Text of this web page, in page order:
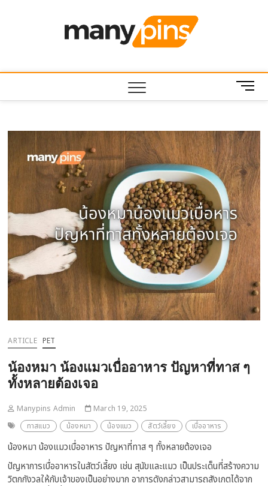
M
e
B
u
t
t
o
n
ARTICLE PET
น้องหมา น้องแมวเบื่ออาหาร ปัญหาที่ทาส ๆ
ทั้งหลายต้องเจอ
Manypins Admin
March 19, 2025
ทาสแมว
น้องหมา น้องแมว สัตว์เลี้ยง เบื่ออาหาร
น้องหมา น้องแมวเบื่ออาหาร ปัญหาที่ทาส ๆ ทั้งหลายต้องเจอ
ปัญหาการเบื่ออาหารในสัตว์เลี้ยง เช่น สุนัขและแมว เป็นประเด็นที่สร้างความ
วิตกกังวลให้กับเจ้าของเป็นอย่างมาก อาการดังกล่าวสามารถสังเกตได้จาก